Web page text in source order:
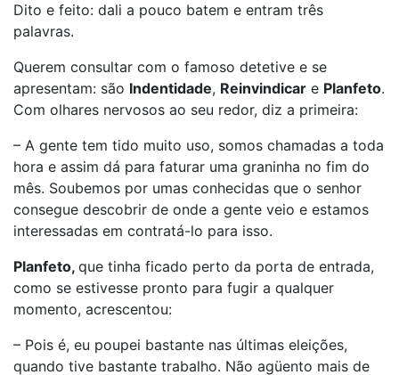
Dito e feito: dali a pouco batem e entram três
palavras.
Querem consultar com o famoso detetive e se
apresentam: são Indentidade, Reinvindicar e Planfeto.
Com olhares nervosos ao seu redor, diz a primeira:
– A gente tem tido muito uso, somos chamadas a toda
hora e assim dá para faturar uma graninha no fim do
mês. Soubemos por umas conhecidas que o senhor
consegue descobrir de onde a gente veio e estamos
interessadas em contratá-lo para isso.
Planfeto, que tinha ficado perto da porta de entrada,
como se estivesse pronto para fugir a qualquer
momento, acrescentou:
– Pois é, eu poupei bastante nas últimas eleições,
quando tive bastante trabalho. Não agüento mais de